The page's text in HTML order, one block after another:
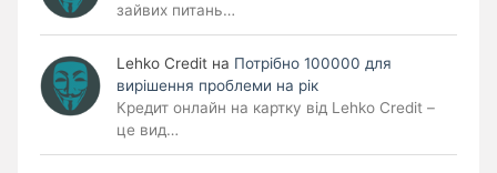
зайвих питань…
Lehko Сredit на Потрібно 100000 для
вирішення проблеми на рік
Кредит онлайн на картку від Lehko Credit –
це вид…